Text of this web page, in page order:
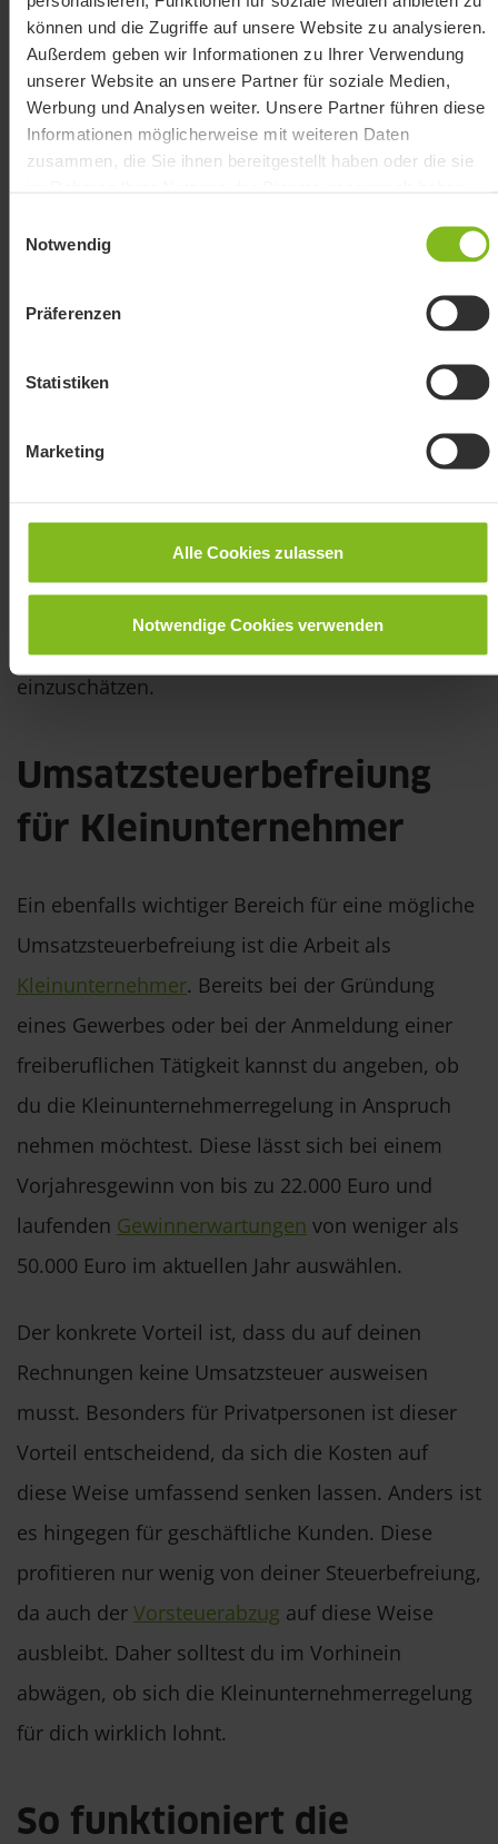
können und die Zugriffe auf unsere Website zu analysieren.
Außerdem geben wir Informationen zu Ihrer Verwendung
unserer Website an unsere Partner für soziale Medien,
Werbung und Analysen weiter. Unsere Partner führen diese
Informationen möglicherweise mit weiteren Daten
zusammen, die Sie ihnen bereitgestellt haben oder die sie
Notwendig
Präferenzen
Statistiken
Marketing
Alle Cookies zulassen
Notwendige Cookies verwenden
besten vorab, ob sich eine
Umsatzsteuerbefreiung in deiner Branche
anbietet.
Auch Nachweise für die eigene Tätigkeit und die
können durch das Finanzamt gefordert werden.
Tätigkeit und sorgt gleichzeitig für eine
Behalte nach Möglichkeit zudem die steuerlichen
auch außerhalb Deutschlands tätig bist. In vielen
Fällen bietet sich hierzu eine ausführliche
vorab zu klären und dein Potenzial
einzuschätzen.
Umsatzsteuerbefreiung
für Kleinunternehmer
Ein ebenfalls wichtiger Bereich für eine mögliche
Umsatzsteuerbefreiung ist die Arbeit als
Kleinunternehmer. Bereits bei der Gründung
eines Gewerbes oder bei der Anmeldung einer
freiberuflichen Tätigkeit kannst du angeben, ob
du die Kleinunternehmerregelung in Anspruch
nehmen möchtest. Diese lässt sich bei einem
Vorjahresgewinn von bis zu 22.000 Euro und
laufenden Gewinnerwartungen von weniger als
50.000 Euro im aktuellen Jahr auswählen.
Der konkrete Vorteil ist, dass du auf deinen
Rechnungen keine Umsatzsteuer ausweisen
musst. Besonders für Privatpersonen ist dieser
Vorteil entscheidend, da sich die Kosten auf
diese Weise umfassend senken lassen. Anders ist
es hingegen für geschäftliche Kunden. Diese
profitieren nur wenig von deiner Steuerbefreiung,
da auch der Vorsteuerabzug auf diese Weise
ausbleibt. Daher solltest du im Vorhinein
abwägen, ob sich die Kleinunternehmerregelung
für dich wirklich lohnt.
So funktioniert die